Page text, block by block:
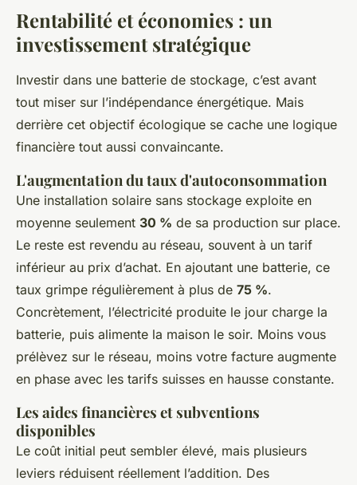
Rentabilité et économies : un
investissement stratégique
Investir dans une batterie de stockage, c’est avant
tout miser sur l’indépendance énergétique. Mais
derrière cet objectif écologique se cache une logique
financière tout aussi convaincante.
L'augmentation du taux d'autoconsommation
Une installation solaire sans stockage exploite en
moyenne seulement 30 % de sa production sur place.
Le reste est revendu au réseau, souvent à un tarif
inférieur au prix d’achat. En ajoutant une batterie, ce
taux grimpe régulièrement à plus de 75 %.
Concrètement, l’électricité produite le jour charge la
batterie, puis alimente la maison le soir. Moins vous
prélèvez sur le réseau, moins votre facture augmente
en phase avec les tarifs suisses en hausse constante.
Les aides financières et subventions
disponibles
Le coût initial peut sembler élevé, mais plusieurs
leviers réduisent réellement l’addition. Des